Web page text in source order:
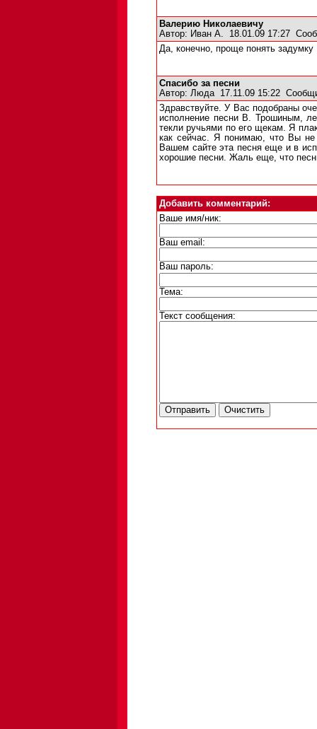
Валерию Николаевичу
Автор: Иван А. 18.01.09 17:27
Да, конечно, проще понять
Спасибо за песни
Автор: Люда17.11.09 15:22
Здравствуйте. У Вас подобраны
исполнение песни В. Трошиным,
текли ручьями по его щекам. Я
как сейчас. Я понимаю, что Вы не
Вашем сайте эта песня еще и в
хорошие песни. Жаль еще, что
Добавить комментарий:
Ваше имя/ник:
Ваш email:
Ваш пароль:
Тема:
Текст сообщения: